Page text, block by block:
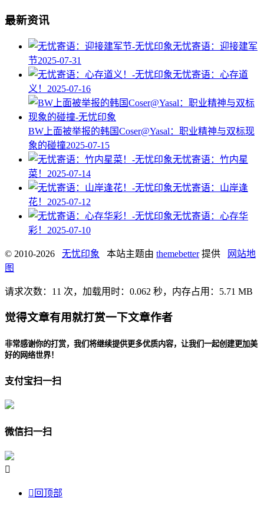
最新资讯
无忧寄语：迎接建军
节2025-07-31
无忧寄语：心存道
义！ 2025-07-16
BW上面被举报的韩国Coser@Yasal：职业精神与双标现
象的碰撞​2025-07-15
无忧寄语：竹内星
菜！ 2025-07-14
无忧寄语：山岸逢
花！ 2025-07-12
无忧寄语：心存华
彩！ 2025-07-10
© 2010-2026 无忧印象 本站主题由 themebetter提供
网站地
图
请求次数：11 次，加载用时：0.062 秒，内存占用：5.71 MB
觉得文章有用就打赏一下文章作者
非常感谢你的打赏，我们将继续提供更多优质内容，让我们一起创建更加美
好的网络世界！
支付宝扫一扫
微信扫一扫

 回顶部